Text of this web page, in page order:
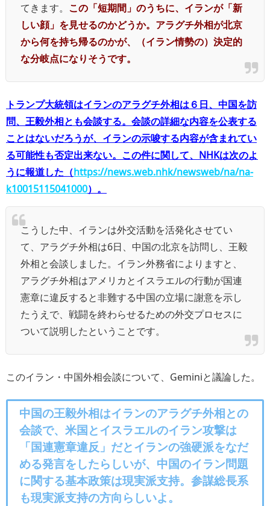
てきます。 この「短期間」のうちに、イランが「新
しい顔」を見せるのかどうか。アラグチ外相が北京
から何を持ち帰るのかが、（イラン情勢の）決定的
な分岐点になりそうです。
トランプ大統領はイランのアラグチ外相は６日、中国を訪
問、王毅外相とも会談する。会談の詳細な内容を公表する
ことはないだろうが、イランの示唆する内容が含まれてい
る可能性も否定出来ない。この件に関して、NHKは次のよ
うに報道した（https://news.web.nhk/newsweb/na/na-
k10015115041000）。
こうした中、イランは外交活動を活発化させてい
て、アラグチ外相は6日、中国の北京を訪問し、王毅
外相と会談しました。イラン外務省によりますと、
アラグチ外相はアメリカとイスラエルの行動が国連
憲章に違反すると非難する中国の立場に謝意を示し
たうえで、戦闘を終わらせるための外交プロセスに
ついて説明したということです。
このイラン・中国外相会談について、Geminiと議論した。
中国の王毅外相はイランのアラグチ外相との
会談で、米国とイスラエルのイラン攻撃は
「国連憲章違反」だとイランの強硬派をなだ
める発言をしたらしいが、中国のイラン問題
に関する基本政策は現実派支持。参謀総長系
も現実派支持の方向らしいよ。